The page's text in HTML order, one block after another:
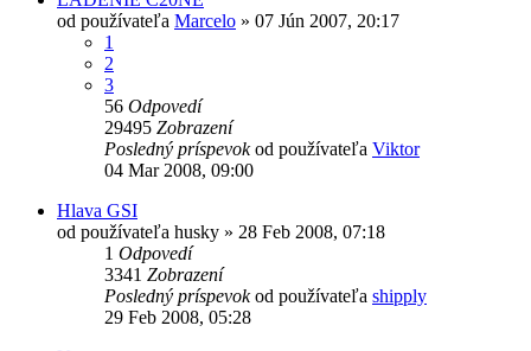
od používateľa Marcelo » 07 Jún 2007, 20:17
1
2
3
56 Odpovedí
29495 Zobrazení
Posledný príspevokod používateľa Viktor
04 Mar 2008, 09:00
Hlava GSI
od používateľa husky » 28 Feb 2008, 07:18
1 Odpovedí
3341 Zobrazení
Posledný príspevokod používateľa shipply
29 Feb 2008, 05:28